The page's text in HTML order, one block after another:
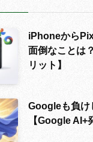
iPhoneから
面倒なことは
リット】
Googleも負け
【Google AI+